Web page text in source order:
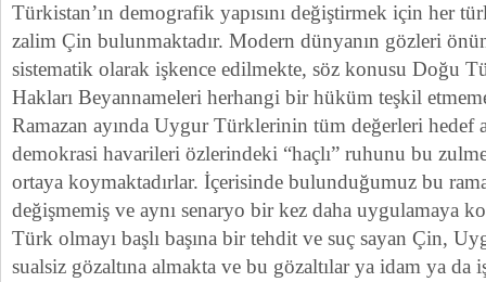
Türkistan’ın demografik yapısını değiştirmek için her
zalim Çin bulunmaktadır. Modern dünyanın gözleri
sistematik olarak işkence edilmekte, söz konusu Doğu
Hakları Beyannameleri herhangi bir hüküm teşkil
Ramazan ayında Uygur Türklerinin tüm değerleri hedef
demokrasi havarileri özlerindeki “haçlı” ruhunu bu
ortaya koymaktadırlar. İçerisinde bulunduğumuz bu
değişmemiş ve aynı senaryo bir kez daha uygulamaya
Türk olmayı başlı başına bir tehdit ve suç sayan Çin,
sualsiz gözaltına almakta ve bu gözaltılar ya idam ya da